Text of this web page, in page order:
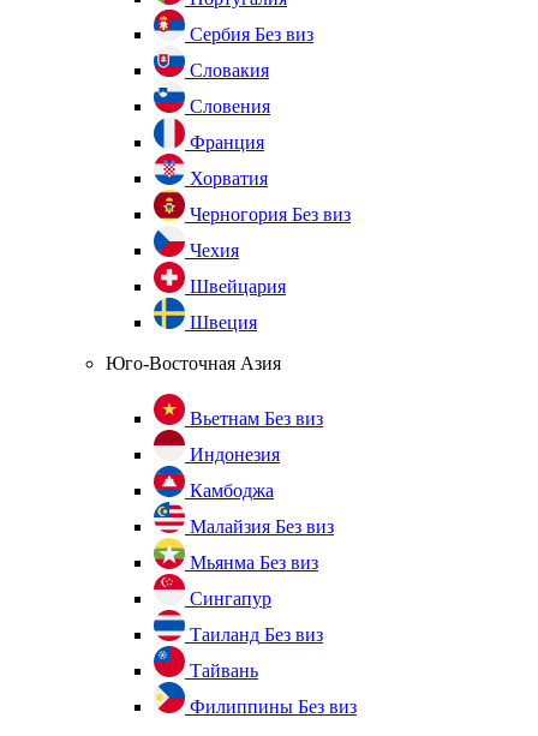
Сербия Без виз
Словакия
Словения
Франция
Хорватия
Черногория Без виз
Чехия
Швейцария
Швеция
Юго-Восточная Азия
Вьетнам Без виз
Индонезия
Камбоджа
Малайзия Без виз
Мьянма Без виз
Сингапур
Таиланд Без виз
Тайвань
Филиппины Без виз